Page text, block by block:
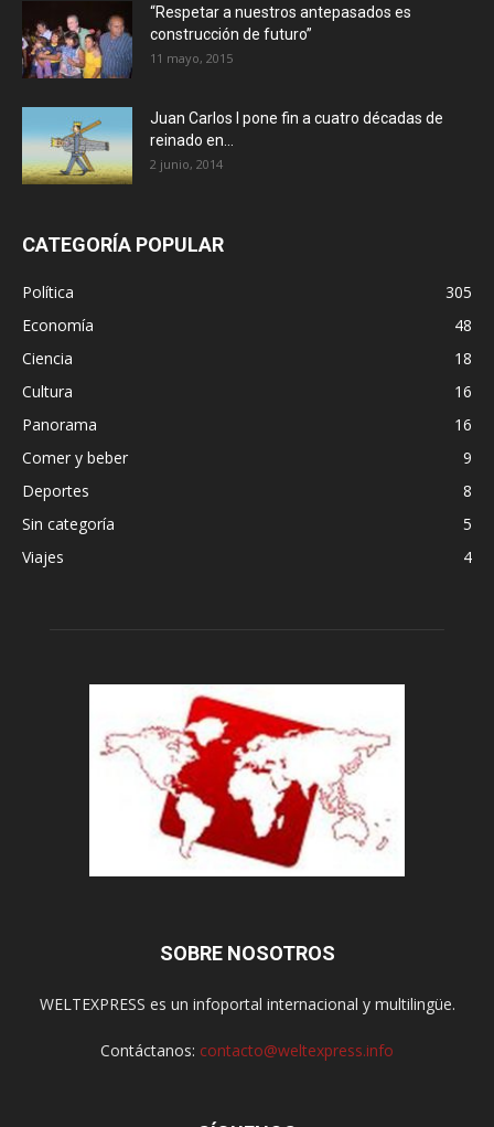
“Respetar a nuestros antepasados es
construcción de futuro”
11 mayo, 2015
Juan Carlos I pone fin a cuatro décadas de
reinado en...
2 junio, 2014
CATEGORÍA POPULAR
Política
305
Economía
48
Ciencia
18
Cultura
16
Panorama
16
Comer y beber
9
Deportes
8
Sin categoría
5
Viajes
4
SOBRE NOSOTROS
WELTEXPRESS es un infoportal internacional y multilingüe.
Contáctanos: contacto@weltexpress.info